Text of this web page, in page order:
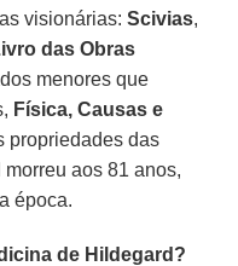
visionárias:Scivias,
das Obras
menores que
Física, Causas e
propriedades das
morreu aos 81 anos,
época.
de Hildegard?